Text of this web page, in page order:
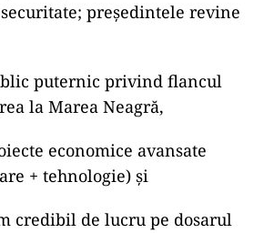
președintele revine
puternic privind flancul
la Marea Neagră,
economice avansate
+ tehnologie) și
credibil de lucru pe dosarul